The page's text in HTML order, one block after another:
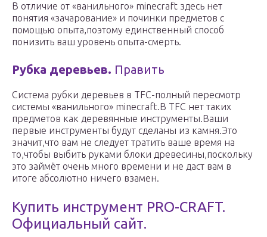
В отличие от «ванильного» minecraft здесь нет
понятия «зачарование» и починки предметов с
помощью опыта,поэтому единственный способ
понизить ваш уровень опыта-смерть.
Рубка деревьев. Править
Система рубки деревьев в TFC-полный пересмотр
системы «ванильного» minecraft.В TFC нет таких
предметов как деревянные инструменты.Ваши
первые инструменты будут сделаны из камня.Это
значит,что вам не следует тратить ваше время на
то,чтобы выбить руками блоки древесины,поскольку
это займёт очень много времени и не даст вам в
итоге абсолютно ничего взамен.
Купить инструмент PRO-CRAFT.
Официальный сайт.